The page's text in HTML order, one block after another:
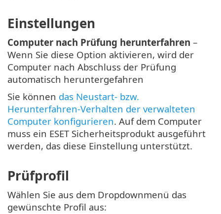
Einstellungen
Computer nach Prüfung herunterfahren –
Wenn Sie diese Option aktivieren, wird der
Computer nach Abschluss der Prüfung
automatisch heruntergefahren
Sie können das Neustart- bzw.
Herunterfahren-Verhalten der verwalteten
Computer konfigurieren. Auf dem Computer
muss ein ESET Sicherheitsprodukt ausgeführt
werden, das diese Einstellung unterstützt.
Prüfprofil
Wählen Sie aus dem Dropdownmenü das
gewünschte Profil aus: